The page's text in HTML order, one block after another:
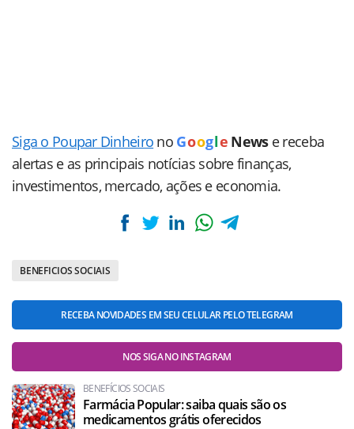
Siga o Poupar Dinheiro no Goog le News e receba
alertas e as principais notícias sobre finanças,
investimentos, mercado, ações e economia.
BENEFICIOS SOCIAIS
RECEBA NOVIDADES EM SEU CELULAR PELO TELEGRAM
NOS SIGA NO INSTAGRAM
BENEFÍCIOS SOCIAIS
Farmácia Popular: saiba quais são os
medicamentos grátis oferecidos